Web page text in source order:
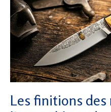
Les finitions